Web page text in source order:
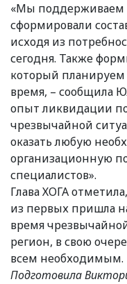
«Мы поддерживаем
сформировали
исходя из
сегодня. Также
который
время, – сообщила
опыт ликвидации
чрезвычайной
оказать любую
организационную
специалистов».
Глава ХОГА
из первых пришла
время
регион, в свою
всем необходимым.
Подготовила